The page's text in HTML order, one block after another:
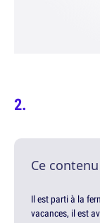
Ce
Il est parti à la
vacances, il est